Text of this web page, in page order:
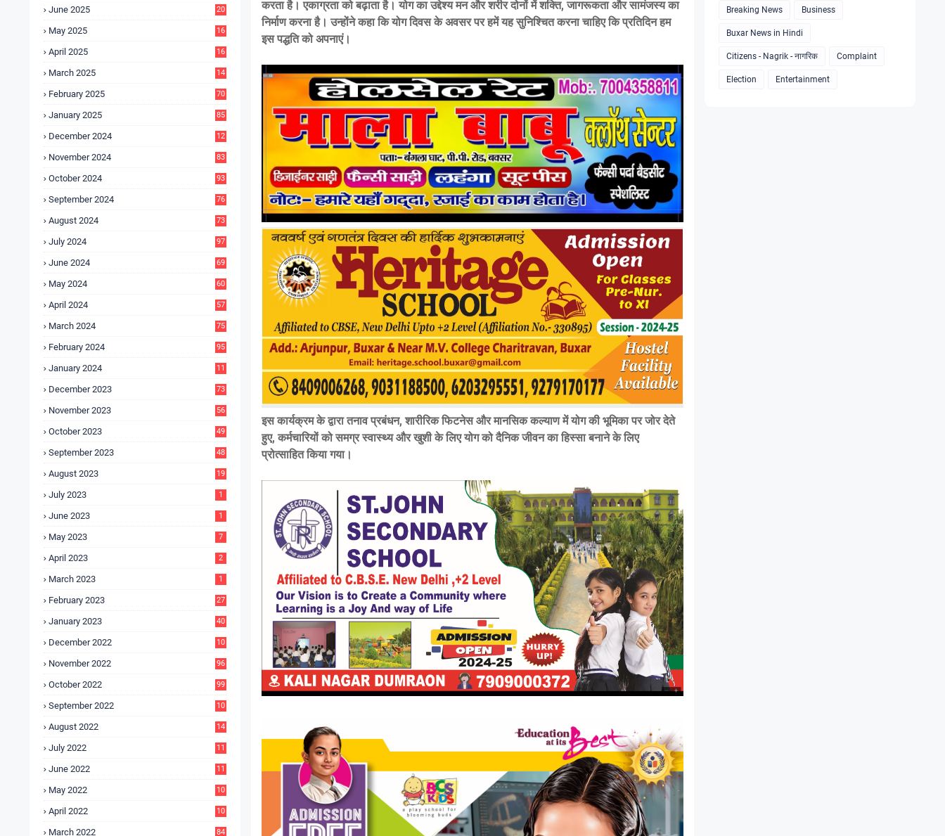
June 2025
20
May 2025
16
April 2025
16
March 2025
14
February 2025 70
January 2025 85
December 2024
12
November 2024 83
October 2024 93
September 2024 76
August 2024 73
July 2024 97
June 2024 69
May 2024 60
April 2024 57
March 2024 75
February 2024 95
January 2024
11
December 2023 73
November 2023 56
October 2023 49
September 2023 48
August 2023 19
July 2023 1
June 2023 1
May 2023 7
April 2023 2
March 2023 1
February 2023 27
January 2023 40
December 2022
10
November 2022 96
October 2022 99
September 2022
10
August 2022
14
July 2022
11
June 2022
11
May 2022
10
April 2022
10
March 2022 84
करता है। एकाग्रता को बढ़ाता है। योग का उद्देश्य मन और शरीर दोनों में शक्ति, जागरूकता और सामंजस्य का
निर्माण करना है। उन्होंने कहा कि योग दिवस के अवसर पर हमें यह सुनिश्चित करना चाहिए कि प्रतिदिन हम
इस पद्धति को अपनाएं।
इस कार्यक्रम के द्वारा तनाव प्रबंधन, शारीरिक फिटनेस और मानसिक कल्याण में योग की भूमिका पर जोर देते
हुए, कर्मचारियों को समग्र स्वास्थ्य और खुशी के लिए योग को दैनिक जीवन का हिस्सा बनाने के लिए
प्रोत्साहित किया गया।
Breaking News Business
Buxar News in Hindi
Citizens - Nagrik - नागरिक Complaint
Election Entertainment